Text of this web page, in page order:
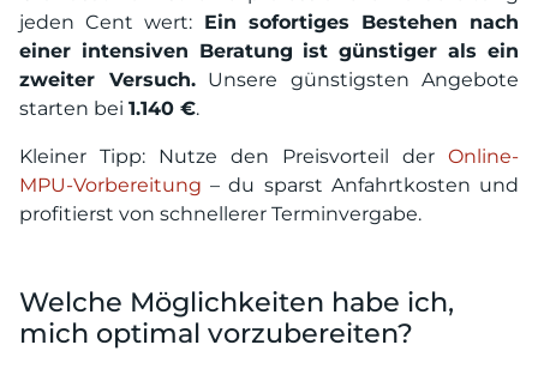
jeden Cent wert: Ein sofortiges Bestehen nach
einer intensiven Beratung ist günstiger als ein
zweiter Versuch.Unsere günstigsten Angebote
starten bei 1.140 €.
Kleiner Tipp: Nutze den Preisvorteil der Online-
MPU-Vorbereitung – du sparst Anfahrtkosten und
profitierst von schnellerer Terminvergabe.
Welche Möglichkeiten habe ich,
mich optimal vorzubereiten?